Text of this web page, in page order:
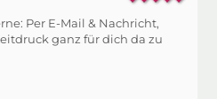
Per E-Mail & Nachricht,
ganz für dich da zu